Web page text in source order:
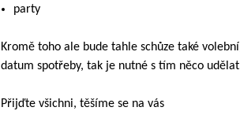
party
Kromě toho ale bude tahle schůze také
datum spotřeby, tak je nutné s tím něco
Přijďte všichni, těšíme se na vás